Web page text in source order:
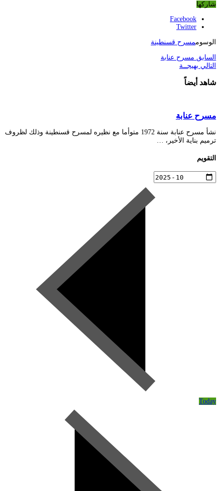
شاركها
Facebook
Twitter
الوسوممسرح قسنطينة
السابق مسرح عنابة
التالي بهيجــة
شاهد أيضاً
مسرح عنابة
نشأ مسرح عنابة سنة 1972 متوأما مع نظيره لمسرح قسنطينة وذلك لظروف
ترميم بناية الأخير، …
التقويم
Today